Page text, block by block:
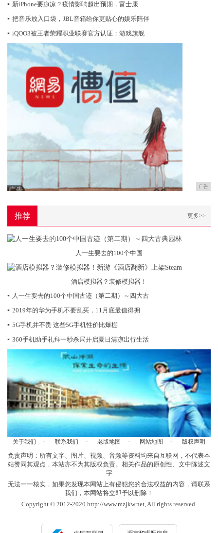
▪ 新iPhone要凉凉？疫情影响超出预期，富士康
▪ 把音乐放入口袋，JBL音箱给你更贴心的娱乐陪伴
▪ iQOO3被王者荣耀职业联赛官方认证：游戏旗舰
广告
推荐 更多>>
人一生要去的100个中国
酒店模拟器？装修模拟器！
▪ 人一生要去的100个中国古迹（第二期）～四大古
▪ 2019年的华为手机不要乱买，11月底最值得拥
▪ 5G手机并不贵 这些5G手机性价比爆棚
▪ 360手机助手礼拜一秒杀局开启夏日清凉出行生活
关于我们 - 联系我们 - 老版地图 - 网站地图 - 版权声明
免责声明：所有文字、图片、视频、音频等资料均来自互联网，不代表本
站赞同其观点，本站亦不为其版权负责。相关作品的原创性、文中陈述文
字
无法一一核实，如果您发现本网站上有侵犯您的合法权益的内容，请联系
我们，本网站将立即予以删除！
Copyright © 2012-2020 http://www.mzjkw.net, All rights reserved.